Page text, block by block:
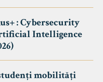
: Cybersecurity
Intelligence
mobilități